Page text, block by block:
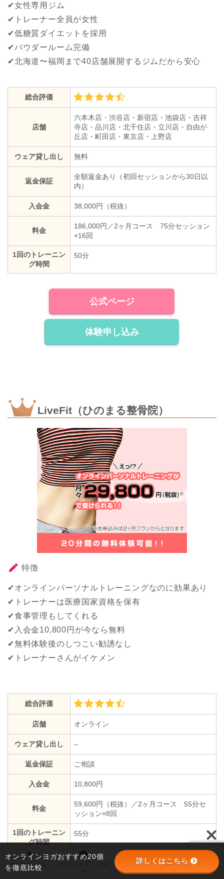
✔女性専用ジム
✔トレーナー全員が女性
✔低糖質ダイエットを採用
✔パウダールーム完備
✔北海道〜福岡まで40店舗展開するジムだから安心
総合評価
店舗
六本木店・渋谷店・新宿店・池袋店・吉祥
寺店・品川店・北千住店・立川店・自由が
丘店・町田店・東京店・上野店
ウェア貸し出し 無料
返金保証
全額返金あり（初回セッションから30日以
内）
入会金 38,000円（税抜）
料金
186,000円／2ヶ月コース 75分セッション
×16回
1回のトレーニン
グ時間
50分
公式ページ
体験申し込み
LiveFit（ひのまる整骨院）
特徴
✔オンラインパーソナルトレーニングなのに効果あり
✔トレーナーは医療国家資格を保有
✔食事管理もしてくれる
✔入会金10,800円が今なら無料
✔無料体験後のしつこい勧誘なし
✔トレーナーさんがイケメン
総合評価
店舗 オンライン
ウェア貸し出し –
返金保証 ご相談
入会金 10,800円
料金
59,600円（税抜）／2ヶ月コース 55分セ
ッション×8回
1回のトレーニン
グ時間
55分
オンラインヨガ オンラインパーソナル パーソナルジム
オンラインヨガおすすめ20個
を徹底比較
詳しくはこちら